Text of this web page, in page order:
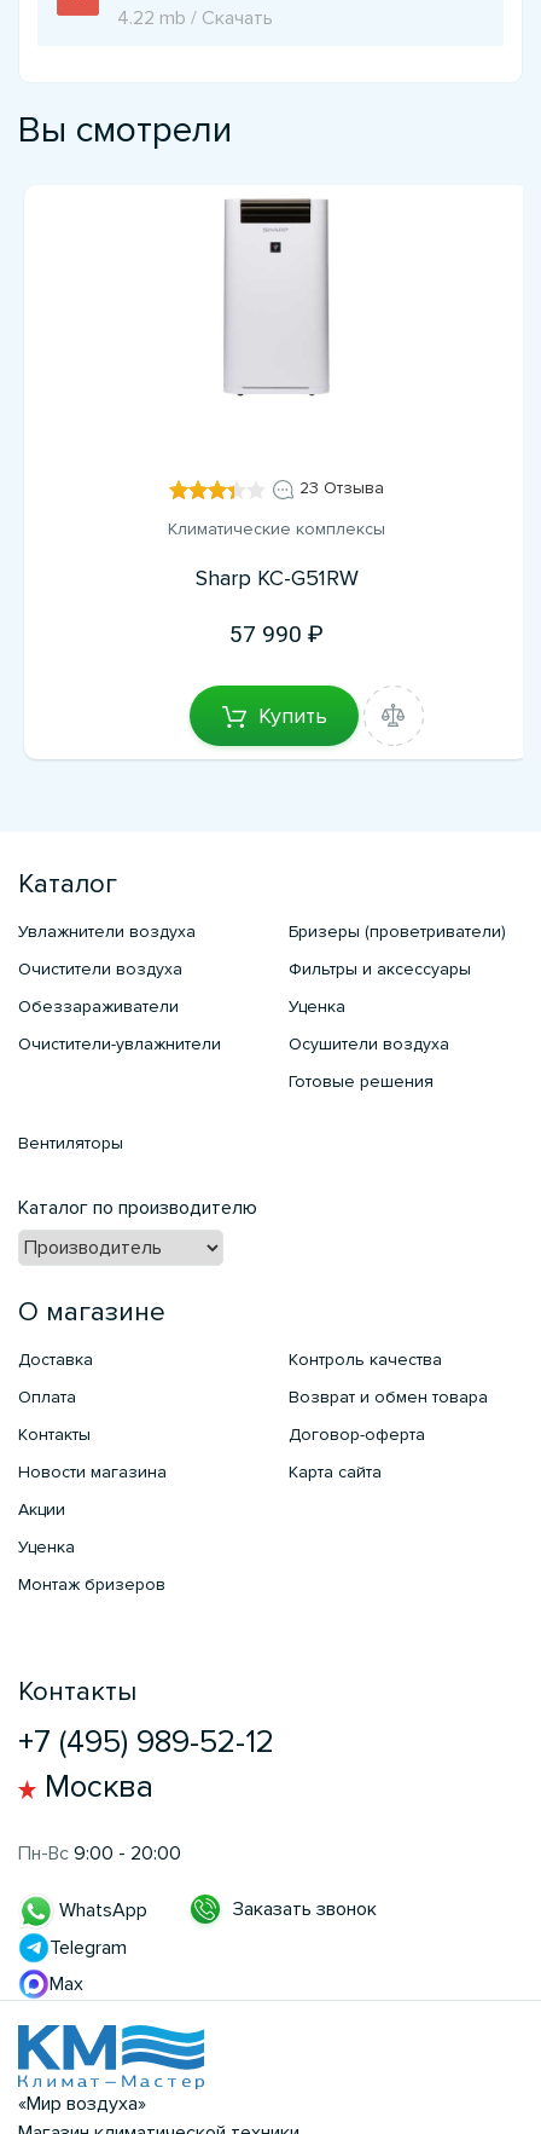
4.22 mb / Скачать
Вы смотрели
23 Отзыва
Климатические комплексы
Sharp KC-G51RW
57 990
Купить
Каталог
Увлажнители воздуха
Очистители воздуха
Обеззараживатели
Очистители-увлажнители
Бризеры (проветриватели)
Фильтры и аксессуары
Уценка
Осушители воздуха
Готовые решения
Вентиляторы
Каталог по производителю
О магазине
Доставка
Оплата
Контакты
Новости магазина
Акции
Уценка
Монтаж бризеров
Контроль качества
Возврат и обмен товара
Договор-оферта
Карта сайта
Контакты
+7 (495) 989-52-12
Москва
Пн-Вс 9:00 - 20:00
WhatsApp
Telegram
Max
Заказать звонок
«Мир воздуха»